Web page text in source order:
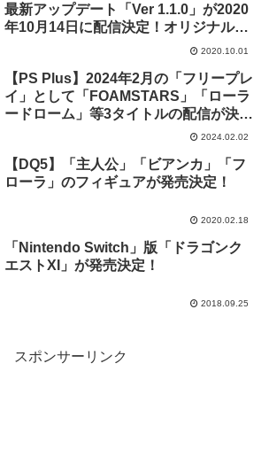
最新アップデート「Ver 1.1.0」が2020
年10月14日に配信決定！オリジナル版
2020.10.01
【PS Plus】2024年2月の「フリープレ
イ」として「FOAMSTARS」「ローラ
ードローム」等3タイトルの配信が決
2024.02.02
【DQ5】「主人公」「ビアンカ」「フ
ローラ」のフィギュアが発売決定！
2020.02.18
「Nintendo Switch」版「ドラゴンク
エストXI」が発売決定！
2018.09.25
スポンサーリンク